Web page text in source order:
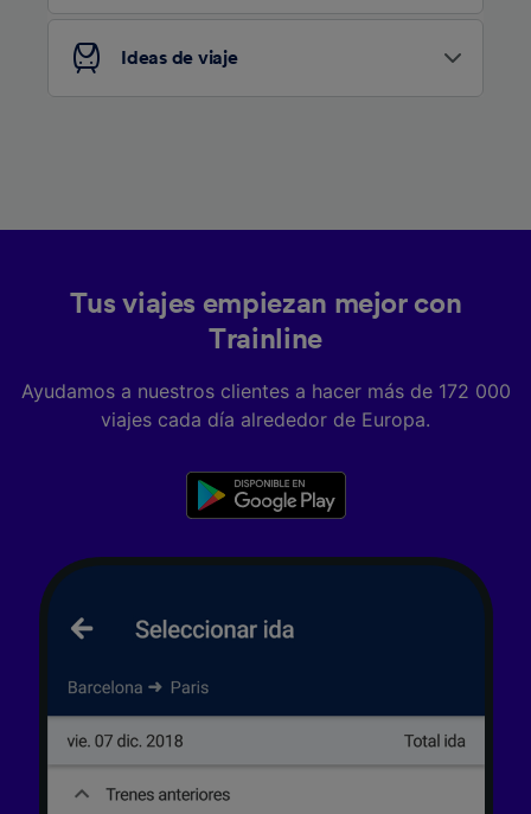
Ideas de viaje
Tus viajes empiezan mejor con
Trainline
Ayudamos a nuestros clientes a hacer más de 172 000
viajes cada día alrededor de Europa.